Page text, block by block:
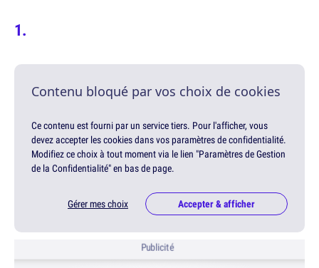
Contenu bloqué par vos choix de cookies
Ce contenu est fourni par un service tiers. Pour l'afficher, vous
devez accepter les cookies dans vos paramètres de confidentialité.
Modifiez ce choix à tout moment via le lien "Paramètres de Gestion
de la Confidentialité" en bas de page.
Gérer mes choix Accepter & afficher
Publicité